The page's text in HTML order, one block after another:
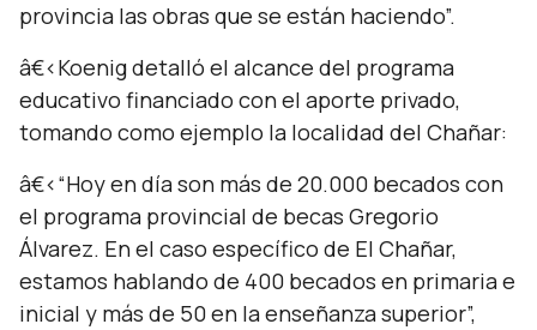
provincia las obras que se están haciendo”.
â€‹Koenig detalló el alcance del programa
educativo financiado con el aporte privado,
tomando como ejemplo la localidad del Chañar:
â€‹“Hoy en día son más de 20.000 becados con
el programa provincial de becas Gregorio
Álvarez. En el caso específico de El Chañar,
estamos hablando de 400 becados en primaria e
inicial y más de 50 en la enseñanza superior”,